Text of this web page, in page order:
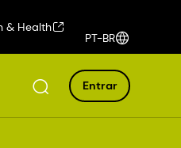
& Health
PT-BR
Entrar